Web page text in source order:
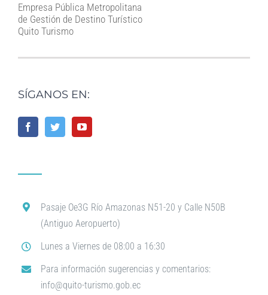
Empresa Pública Metropolitana
de Gestión de Destino Turístico
Quito Turismo
SÍGANOS EN:
Pasaje Oe3G Río Amazonas N51-20 y Calle N50B
(Antiguo Aeropuerto)
Lunes a Viernes de 08:00 a 16:30
Para información sugerencias y comentarios:
info@quito-turismo.gob.ec